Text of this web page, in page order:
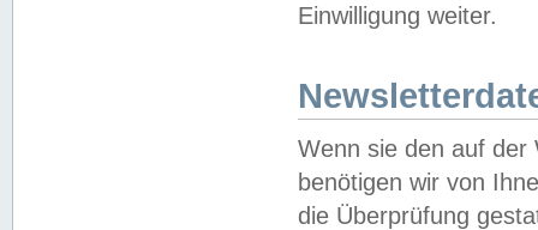
Einwilligung weiter.
Wenn sie den auf der
benötigen wir von
die Überprüfung